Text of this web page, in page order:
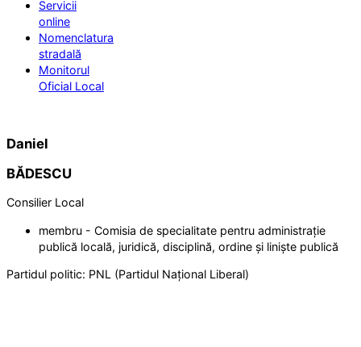
Servicii
online
Nomenclatura
stradală
Monitorul
Oficial Local
Daniel
BĂDESCU
Consilier Local
membru - Comisia de specialitate pentru administrație
publică locală, juridică, disciplină, ordine și liniște publică
Partidul politic: PNL (Partidul Național Liberal)